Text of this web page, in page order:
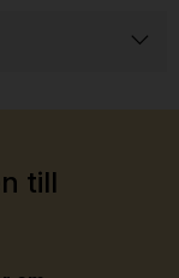
Kr. 275.-
till